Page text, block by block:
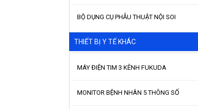
BỘ DỤNG CỤ PHẪU THUẬT NỘI SOI
THIẾT BỊ Y TẾ KHÁC
MÁY ĐIỆN TIM 3 KÊNH FUKUDA
MONITOR BỆNH NHÂN 5 THÔNG SỐ